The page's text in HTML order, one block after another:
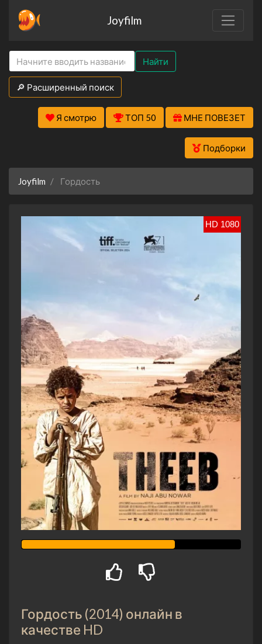
Joyfilm
Найти
🔎 Расширенный поиск
Я смотрю ТОП 50 МНЕ ПОВЕЗЕТ
Подборки
Joyfilm Гордость
HD 1080
Гордость (2014) онлайн в
качестве HD